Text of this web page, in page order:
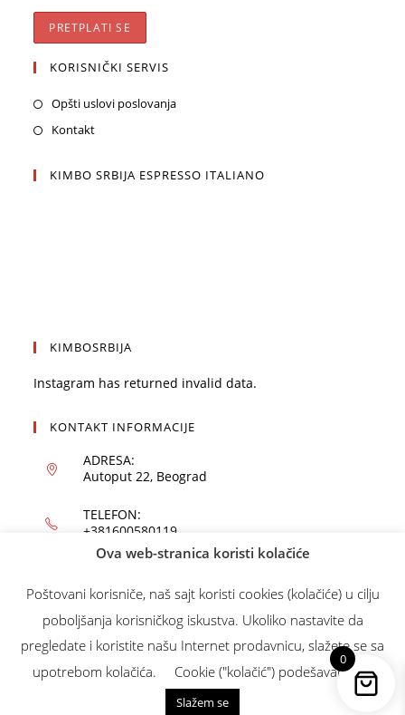
KORISNIČKI SERVIS
Opšti uslovi poslovanja
Kontakt
KIMBO SRBIJA ESPRESSO ITALIANO
KIMBOSRBIJA
Instagram has returned invalid data.
KONTAKT INFORMACIJE
ADRESA:
Autoput 22, Beograd
TELEFON:
+381600580119
office@kimbo.rs
WEBSITE:
kimbo.rs
Ova web-stranica koristi kolačiće
Poštovani korisniče, naš sajt koristi cookies (kolačiće) u cilju
poboljšanja korisničkog iskustva. Ukoliko nastavite da
pregledate i koristite našu Internet prodavnicu, slažete se sa
upotrebom kolačića.
Cookie ("kolačić") podešavanja
Slažem se
0